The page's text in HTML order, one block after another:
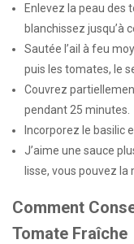
Enlevez la peau des
blanchissez jusqu’à
Sautée l’ail à feu
puis les tomates, le
Couvrez
pendant 25 minutes.
Incorporez le basilic
J’aime une sauce
lisse, vous pouvez la
Comment
Tomate Fraîche